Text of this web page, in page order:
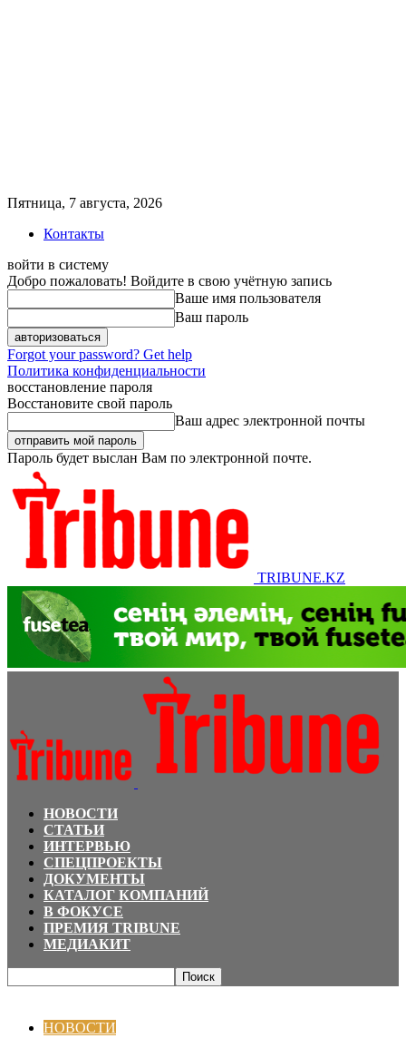
Пятница, 7 августа, 2026
Контакты
войти в систему
Добро пожаловать! Войдите в свою учётную запись
Ваше имя пользователя
Ваш пароль
Forgot your password? Get help
Политика конфиденциальности
восстановление пароля
Восстановите свой пароль
Ваш адрес электронной почты
Пароль будет выслан Вам по электронной почте.
TRIBUNE.KZ
НОВОСТИ
СТАТЬИ
ИНТЕРВЬЮ
СПЕЦПРОЕКТЫ
ДОКУМЕНТЫ
КАТАЛОГ КОМПАНИЙ
В ФОКУСЕ
ПРЕМИЯ TRIBUNE
МЕДИАКИТ
НОВОСТИ